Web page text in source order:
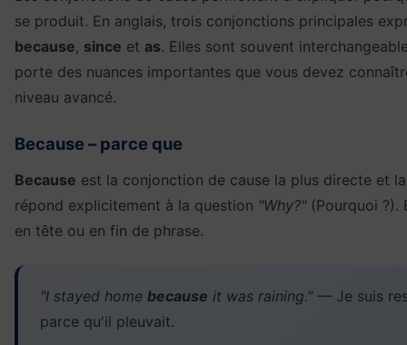
se produit. En anglais, trois conjonctions principales
because, since et as. Elles sont souvent
porte des nuances importantes que vous devez
niveau avancé.
Because – parce que
Because est la conjonction de cause la plus directe et
répond explicitement à la question "Why?" (Pourquoi ?).
en tête ou en fin de phrase.
"I stayed home because it was raining." — Je suis
parce qu'il pleuvait.